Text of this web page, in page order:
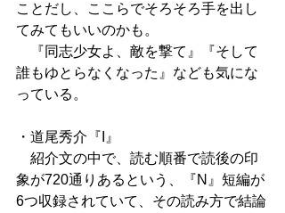
ことだし、ここらでそろそろ手を出し
てみてもいいのかも。
『同志少女よ、敵を撃て』『そして
誰もゆとらなくなった』なども気にな
っている。
・道尾秀介『I』
紹介文の中で、読む順番で読後の印
象が720通りあるという、『N』短編が
6つ収録されていて、その読み方で結論